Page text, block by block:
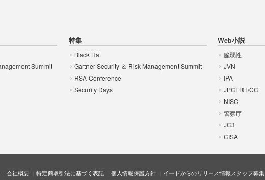
Summit
特集
Black Hat
Gartner Security ＆ Risk Management Summit
RSA Conference
Security Days
Web小説
脆弱性
JVN
IPA
JPCERT/CC
NISC
警察庁
JC3
CISA
会社概要 特定商取引法に基づく表記 個人情報保護方針 イードからのリリース情報スタッフ募集